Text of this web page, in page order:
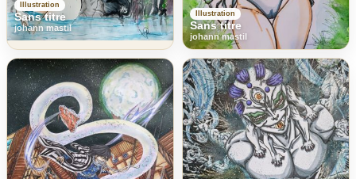
Illustration
Sans titre
johann mastil
Illustration
Sans titre
johann mastil